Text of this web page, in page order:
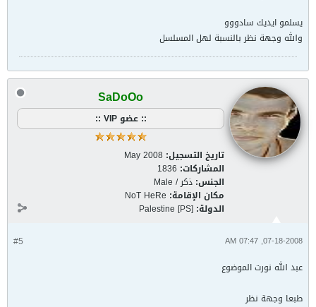
يسلمو ايديك سادووو
والله وجهة نظر بالنسبة لهل المسلسل
SaDoOo
:: عضو VIP ::
تاريخ التسجيل: May 2008
المشاركات: 1836
الجنس: ذكر / Male
مكان الإقامة: NoT HeRe
الدولة: Palestine [PS]
#5 07-18-2008, 07:47 AM
عبد الله نورت الموضوع
طبعا وجهة نظر